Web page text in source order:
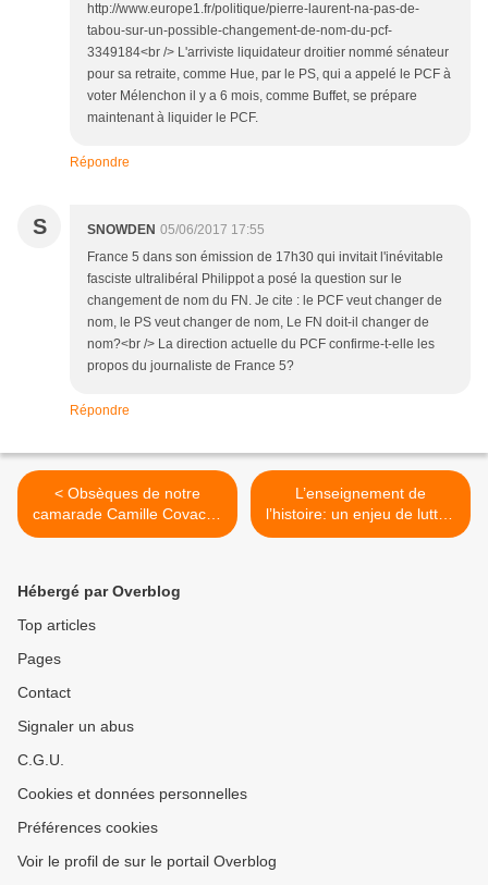
http://www.europe1.fr/politique/pierre-laurent-na-pas-de-
tabou-sur-un-possible-changement-de-nom-du-pcf-
3349184<br /> L'arriviste liquidateur droitier nommé sénateur
pour sa retraite, comme Hue, par le PS, qui a appelé le PCF à
voter Mélenchon il y a 6 mois, comme Buffet, se prépare
maintenant à liquider le PCF.
Répondre
S SNOWDEN 05/06/2017 17:55
France 5 dans son émission de 17h30 qui invitait l'inévitable
fasciste ultralibéral Philippot a posé la question sur le
changement de nom du FN. Je cite : le PCF veut changer de
nom, le PS veut changer de nom, Le FN doit-il changer de
nom?<br /> La direction actuelle du PCF confirme-t-elle les
propos du journaliste de France 5?
Répondre
< Obsèques de notre
camarade Camille Covacho
- Lundi 15 mai, à 14h30 au
Javel ou Balard. Nous
déposerons une couronne,
L’enseignement de
l’histoire: un enjeu de lutte -
CONFERENCE-DEBAT >
Hébergé par Overblog
Top articles
Pages
Contact
Signaler un abus
C.G.U.
Cookies et données personnelles
Préférences cookies
Voir le profil de sur le portail Overblog